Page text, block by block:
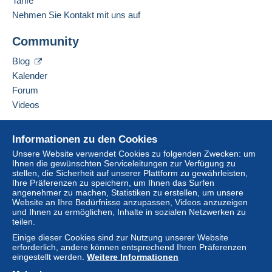
Diese Zone enthält
6,90 €
Ab 201
6,90 €
zugreifen zu können, müssen Sie
Mitglied sein und sich einloggen.
Zahlungsbedingungen:
Alle Zahlungen werden über die Delcampe- Website
Zahlungsoptionen können SiePayPalverwenden, eine
Kredit-/Debitkartehinzufügen oder eine
Adresse des Unternehmens:
Dr.-Franz-Rehrl-Platz 8
AT-5020
Österreich
Diesen Verkäufer zu den Favoriten hinzufügen
hinzufügen
Informationen zu den Cookies
Unsere Website verwendet Cookies zu folgenden Zwecken: um
Ihnen die gewünschten Serviceleitungen zur Verfügung zu
stellen, die Sicherheit auf unserer Plattform zu gewährleisten,
Ihre Präferenzen zu speichern, um Ihnen das Surfen
angenehmer zu machen, Statistiken zu erstellen, um unsere
Website an Ihre Bedürfnisse anzupassen, Videos anzuzeigen
und Ihnen zu ermöglichen, Inhalte in sozialen Netzwerken zu
teilen.
Einige dieser Cookies sind zur Nutzung unserer Website
erforderlich, andere können entsprechend Ihren Präferenzen
eingestellt werden. Weitere Informationen
Nehmen Sie Kontakt mit uns auf
Community
Blog
Kalender
Forum
Videos
Online-Hilfe
Auf Delcampe kaufen
Auf Delcampe verkaufen
Eine sichere Website